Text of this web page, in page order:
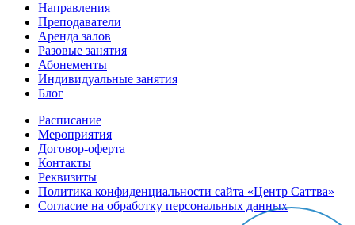
Направления
Преподаватели
Аренда залов
Разовые занятия
Абонементы
Индивидуальные занятия
Блог
Расписание
Мероприятия
Договор-оферта
Контакты
Реквизиты
Политика конфиденциальности сайта «Центр Саттва»
Согласие на обработку персональных данных